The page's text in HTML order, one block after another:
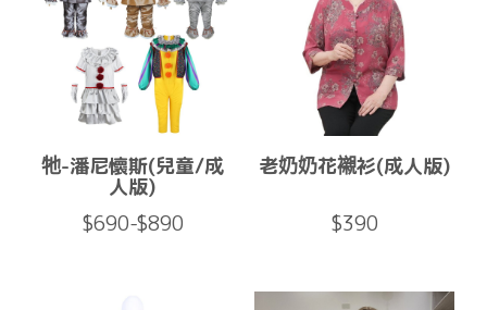
牠-潘尼懷斯(兒童/成
人版)
$690-$890
老奶奶花襯衫(成人版)
$390